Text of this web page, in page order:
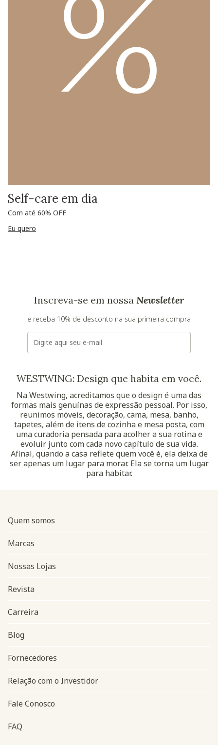
Self-care em dia
Com até 60% OFF
Eu quero
Inscreva-se em nossa Newsletter
e receba 10% de desconto na sua primeira compra
E-mail
WESTWING: Design que habita em você.
Na Westwing, acreditamos que o design é uma das
formas mais genuínas de expressão pessoal. Por isso,
reunimos móveis, decoração, cama, mesa, banho,
tapetes, além de itens de cozinha e mesa posta, com
uma curadoria pensada para acolher a sua rotina e
evoluir junto com cada novo capítulo de sua vida.
Afinal, quando a casa reflete quem você é, ela deixa de
ser apenas um lugar para morar. Ela se torna um lugar
para habitar.
Navegação do rodapé
Quem somos
Marcas
Nossas Lojas
Revista
Carreira
Blog
Fornecedores
Relação com o Investidor
Fale Conosco
FAQ